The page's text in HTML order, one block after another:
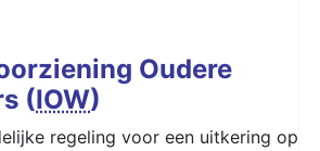
Oudere
(IOW)
regeling voor een uitkering op